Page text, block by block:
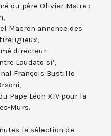
du père Olivier Maire :
Macron annonce des
directeur
Laudato si’,
François Bustillo
Pape Léon XIV pour la
Murs.
la sélection de